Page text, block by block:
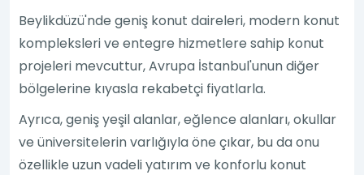
Beylikdüzü'nde geniş konut daireleri, modern konut
kompleksleri ve entegre hizmetlere sahip konut
projeleri mevcuttur, Avrupa İstanbul'unun diğer
bölgelerine kıyasla rekabetçi fiyatlarla.
Ayrıca, geniş yeşil alanlar, eğlence alanları, okullar
ve üniversitelerin varlığıyla öne çıkar, bu da onu
özellikle uzun vadeli yatırım ve konforlu konut